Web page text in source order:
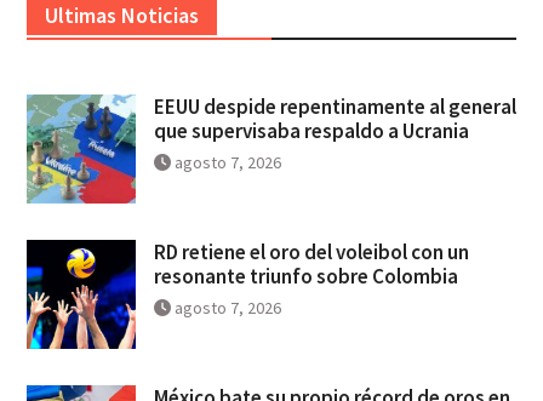
Ultimas Noticias
EEUU despide repentinamente al general
que supervisaba respaldo a Ucrania
agosto 7, 2026
RD retiene el oro del voleibol con un
resonante triunfo sobre Colombia
agosto 7, 2026